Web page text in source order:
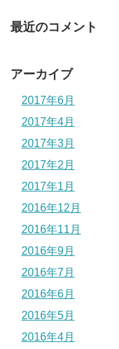
最近のコメント
アーカイブ
2017年6月
2017年4月
2017年3月
2017年2月
2017年1月
2016年12月
2016年11月
2016年9月
2016年7月
2016年6月
2016年5月
2016年4月